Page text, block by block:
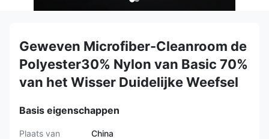
Geweven Microfiber-Cleanroom de
Polyester30% Nylon van Basic 70%
van het Wisser Duidelijke Weefsel
Basis eigenschappen
Plaats van
China